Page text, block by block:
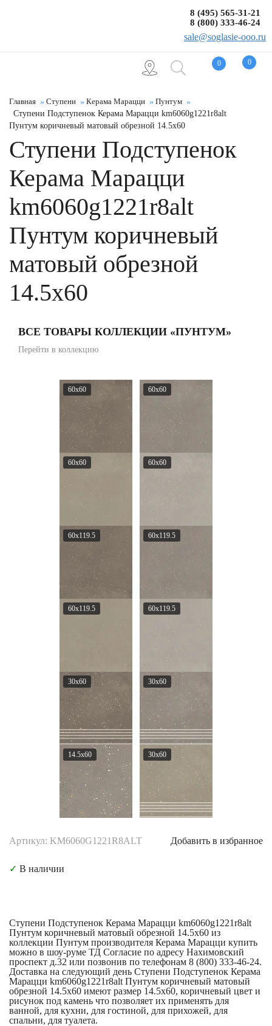
0 0
8 (495) 565-31-21
8 (800) 333-46-24
sale@soglasie-ooo.ru
Главная Ступени Керама Марацци
Пунтум
Ступени Подступенок Керама Марацци km6060g1221r8alt
Пунтум коричневый матовый обрезной 14.5x60
Ступени Подступенок
Керама Марацци
km6060g1221r8alt
Пунтум коричневый
матовый обрезной
14.5x60
ВСЕ ТОВАРЫ КОЛЛЕКЦИИ «ПУНТУМ»
Перейти в коллекцию
60x60 60x60
60x60 60x60
60x119.5 60x119.5
60x119.5 60x119.5
30x60 30x60
14.5x60 30x60
Артикул: KM6060G1221R8ALT Добавить в избранное
✓ В наличии
Ступени Подступенок Керама Марацци km6060g1221r8alt
Пунтум коричневый матовый обрезной 14.5x60 из
коллекции Пунтум производителя Керама Марацци купить
можно в шоу-руме ТД Согласие по адресу Нахимовский
проспект д.32 или позвонив по телефонам 8 (800) 333-46-24.
Доставка на следующий день Ступени Подступенок Керама
Марацци km6060g1221r8alt Пунтум коричневый матовый
обрезной 14.5x60 имеют размер 14.5x60, коричневый цвет и
рисунок под камень что позволяет их применять для
ванной, для кухни, для гостиной, для прихожей, для
спальни, для туалета.